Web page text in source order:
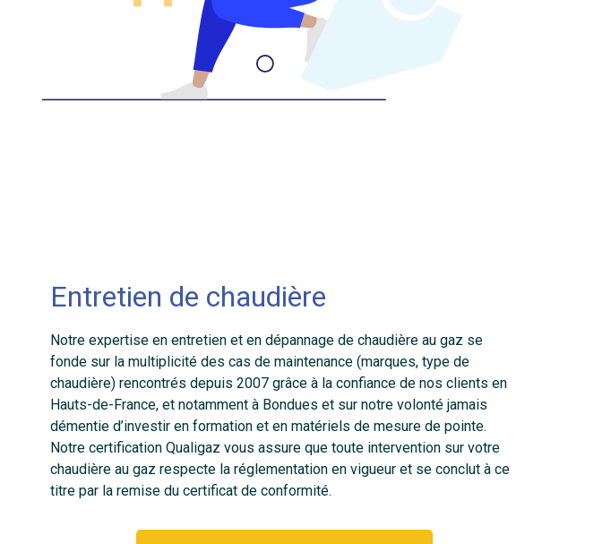
Entretien de chaudière
Notre expertise en entretien et en dépannage de chaudière au gaz se
fonde sur la multiplicité des cas de maintenance (marques, type de
chaudière) rencontrés depuis 2007 grâce à la confiance de nos clients en
Hauts-de-France, et notamment à Bondues et sur notre volonté jamais
démentie d’investir en formation et en matériels de mesure de pointe.
Notre certification Qualigaz vous assure que toute intervention sur votre
chaudière au gaz respecte la réglementation en vigueur et se conclut à ce
titre par la remise du certificat de conformité.